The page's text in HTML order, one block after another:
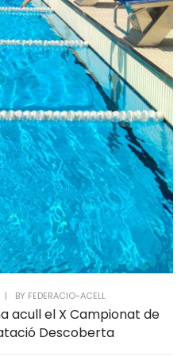
| BY FEDERACIO-ACELL
acull el X Campionat de
Descoberta